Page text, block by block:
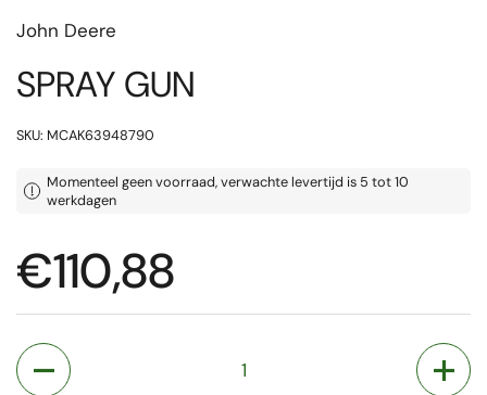
John Deere
SPRAY GUN
SKU: MCAK63948790
Momenteel geen voorraad, verwachte levertijd is 5 tot 10
werkdagen
Prijs:
€110,88
Aantal